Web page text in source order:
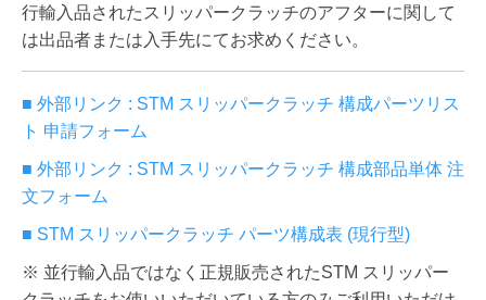
行輸入品されたスリッパークラッチのアフターに関して
は出品者または入手先にてお求めください。
■ 外部リンク : STM スリッパークラッチ 構成パーツリス
ト 申請フォーム
■ 外部リンク : STM スリッパークラッチ 構成部品単体 注
文フォーム
■ STM スリッパークラッチ パーツ構成表 (現行型)
※ 並行輸入品ではなく正規販売されたSTM スリッパー